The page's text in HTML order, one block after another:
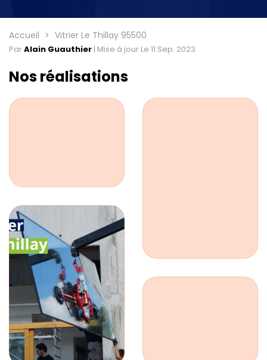
Accueil Vitrier Le Thillay 95500
ParAlain Guauthier | Mise à jour Le 11 Sep. 2023
Nos réalisations